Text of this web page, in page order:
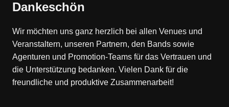
Dankeschön
Wir möchten uns ganz herzlich bei allen Venues und
Veranstaltern, unseren Partnern, den Bands sowie
Agenturen und Promotion-Teams für das Vertrauen und
die Unterstützung bedanken. Vielen Dank für die
freundliche und produktive Zusammenarbeit!